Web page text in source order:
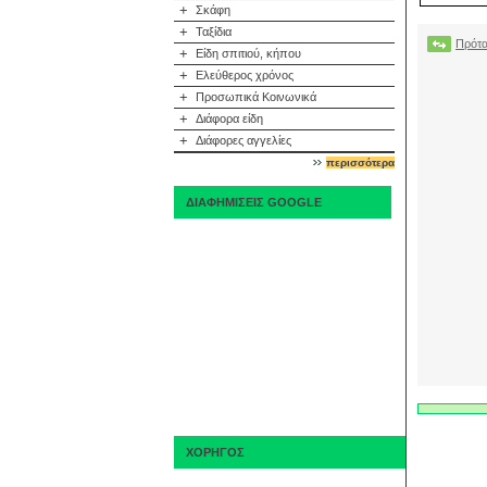
+ Σκάφη
+ Ταξίδια
+ Είδη σπιτιού, κήπου
+ Ελεύθερος χρόνος
+ Προσωπικά Κοινωνικά
+ Διάφορα είδη
+ Διάφορες αγγελίες
περισσότερα
ΔΙΑΦΗΜΙΣΕΙΣ GOOGLE
ΧΟΡΗΓΟΣ